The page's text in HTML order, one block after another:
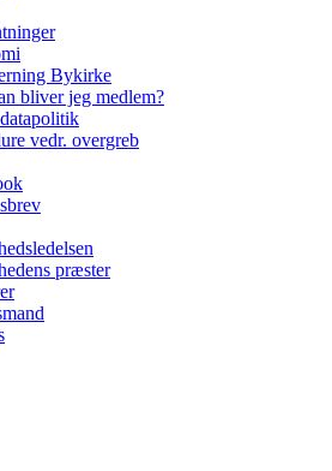
Bykirke
bliver jeg medlem?
vedr. overgreb
præster